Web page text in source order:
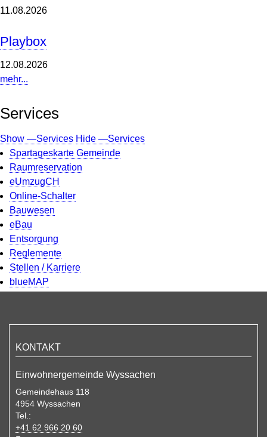
11.08.2026
Playbox
12.08.2026
mehr...
Services
Show —Services Hide —Services
Spartageskarte Gemeinde
Raumreservation
eUmzugCH
Online-Schalter
Bauwesen
eBau
Entsorgung
Reglemente
Stellen / Karriere
blueMAP
KONTAKT
Einwohnergemeinde Wyssachen
Gemeindehaus 118
4954 Wyssachen
Tel.:
+41 62 966 20 60